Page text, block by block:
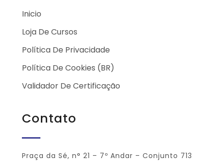
Inicio
Loja De Cursos
Política De Privacidade
Política De Cookies (BR)
Validador De Certificação
Contato
Praça da Sé, n° 21 – 7º Andar – Conjunto 713